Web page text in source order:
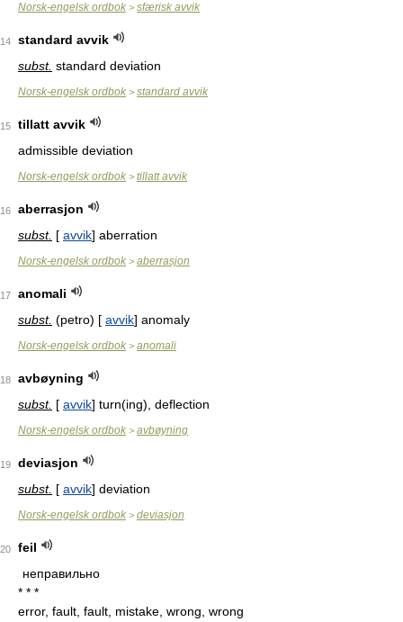
Norsk-engelsk ordbok > sfærisk avvik
14
standard avvik
subst. standard deviation
Norsk-engelsk ordbok > standard avvik
15
tillatt avvik
admissible deviation
Norsk-engelsk ordbok > tillatt avvik
16
aberrasjon
subst. [ avvik] aberration
Norsk-engelsk ordbok > aberrasjon
17
anomali
subst. (petro) [ avvik] anomaly
Norsk-engelsk ordbok > anomali
18
avbøyning
subst. [ avvik] turn(ing), deflection
Norsk-engelsk ordbok > avbøyning
19
deviasjon
subst. [ avvik] deviation
Norsk-engelsk ordbok > deviasjon
20
feil
неправильно
* * *
error, fault, fault, mistake, wrong, wrong